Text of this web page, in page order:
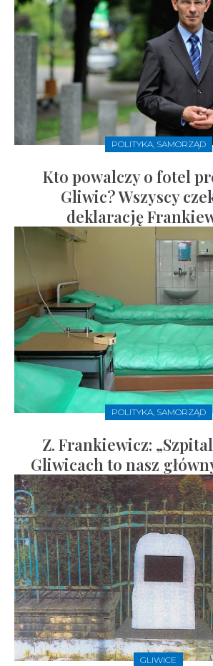
POLITYKA, SAMORZĄD
Kto powalczy o fotel
Gliwic? Wszyscy
deklarację
POLITYKA, SAMORZĄD
Z. Frankiewicz:
Gliwicach to nasz
GLIWICE